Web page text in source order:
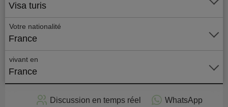
Visa turis
Votre nationalité
France
vivant en
France
Discussion en temps réel WhatsApp